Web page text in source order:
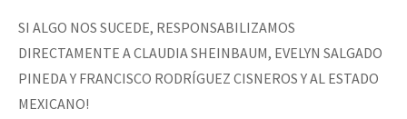
SI ALGO NOS SUCEDE, RESPONSABILIZAMOS
DIRECTAMENTE A CLAUDIA SHEINBAUM, EVELYN SALGADO
PINEDA Y FRANCISCO RODRÍGUEZ CISNEROS Y AL ESTADO
MEXICANO!